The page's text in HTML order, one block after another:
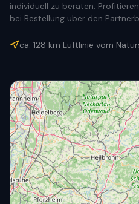
individuell zu beraten.
bei Bestellung über den
ca. 128 km Luftlinie vom